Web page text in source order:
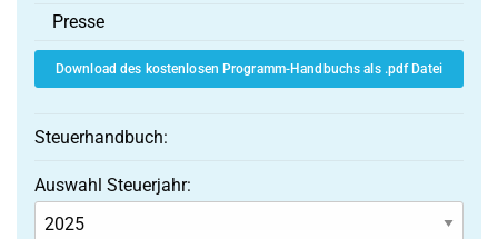
Presse
Download des kostenlosen Programm-Handbuchs als .pdf Datei
Steuerhandbuch:
Auswahl Steuerjahr: